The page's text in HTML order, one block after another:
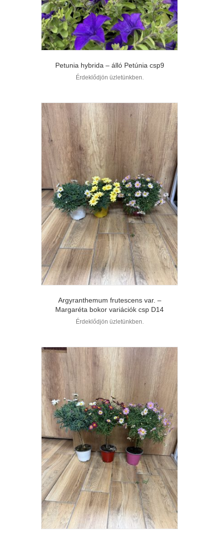
Petunia hybrida – álló Petúnia csp9
Érdeklődjön üzletünkben.
Argyranthemum frutescens var. –
Margaréta bokor variációk csp D14
Érdeklődjön üzletünkben.